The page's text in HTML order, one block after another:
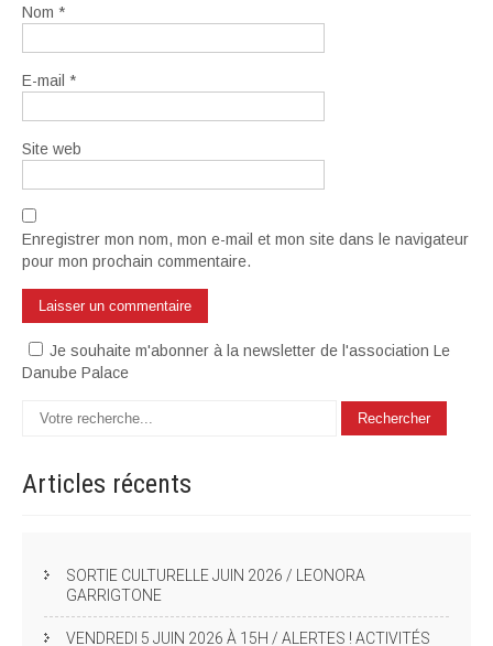
Nom *
E-mail *
Site web
Enregistrer mon nom, mon e-mail et mon site dans le navigateur
pour mon prochain commentaire.
Je souhaite m'abonner à la newsletter de l'association Le
Danube Palace
Articles récents
SORTIE CULTURELLE JUIN 2026 / LEONORA
GARRIGTONE
VENDREDI 5 JUIN 2026 À 15H / ALERTES ! ACTIVITÉS